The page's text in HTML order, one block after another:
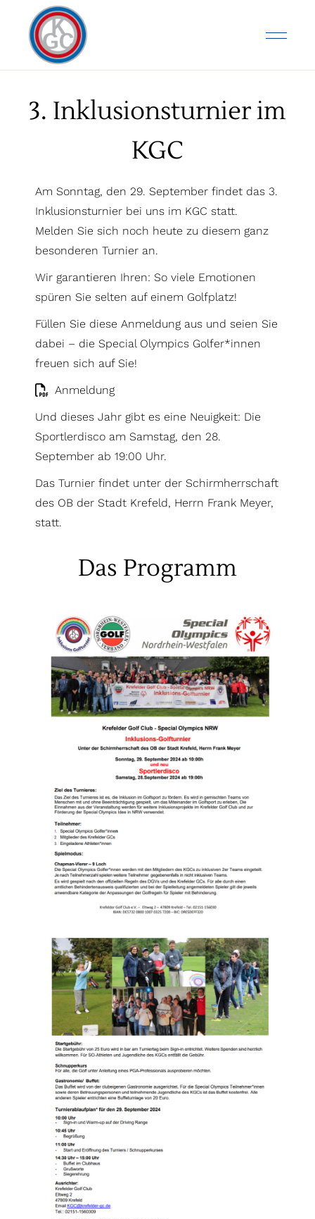
3. Inklusionsturnier im
KGC
Am Sonntag, den 29. September findet das 3.
Inklusionsturnier bei uns im KGC statt.
Melden Sie sich noch heute zu diesem ganz
besonderen Turnier an.
Wir garantieren Ihren: So viele Emotionen
spüren Sie selten auf einem Golfplatz!
Füllen Sie diese Anmeldung aus und seien Sie
dabei – die Special Olympics Golfer*innen
freuen sich auf Sie!
Anmeldung
Und dieses Jahr gibt es eine Neuigkeit: Die
Sportlerdisco am Samstag, den 28.
September ab 19:00 Uhr.
Das Turnier findet unter der Schirmherrschaft
des OB der Stadt Krefeld, Herrn Frank Meyer,
statt.
Das Programm